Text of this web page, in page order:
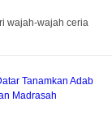
wajah-wajah ceria
Tanamkan Adab
Madrasah